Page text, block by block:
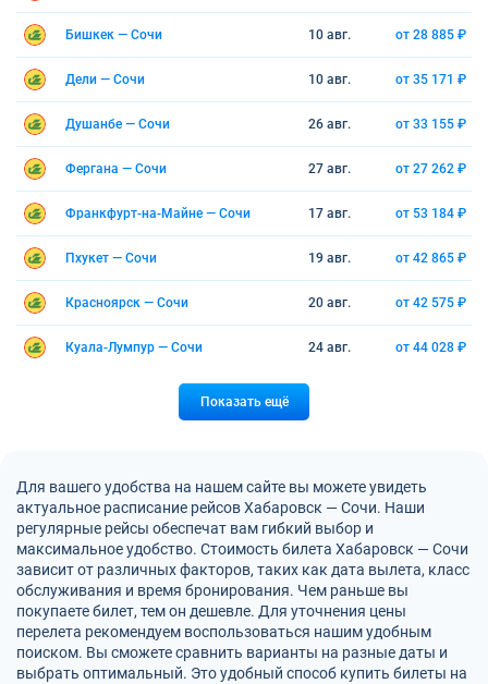
Бишкек — Сочи 10 авг. от 28 885 ₽
Дели — Сочи 10 авг. от 35 171 ₽
Душанбе — Сочи 26 авг. от 33 155 ₽
Фергана — Сочи 27 авг. от 27 262 ₽
Франкфурт-на-Майне — Сочи 17 авг. от 53 184 ₽
Пхукет — Сочи 19 авг. от 42 865 ₽
Красноярск — Сочи 20 авг. от 42 575 ₽
Куала-Лумпур — Сочи 24 авг. от 44 028 ₽
Показать ещё
Для вашего удобства на нашем сайте вы можете увидеть
актуальное расписание рейсов Хабаровск — Сочи. Наши
регулярные рейсы обеспечат вам гибкий выбор и
максимальное удобство. Стоимость билета Хабаровск — Сочи
зависит от различных факторов, таких как дата вылета, класс
обслуживания и время бронирования. Чем раньше вы
покупаете билет, тем он дешевле. Для уточнения цены
перелета рекомендуем воспользоваться нашим удобным
поиском. Вы сможете сравнить варианты на разные даты и
выбрать оптимальный. Это удобный способ купить билеты на